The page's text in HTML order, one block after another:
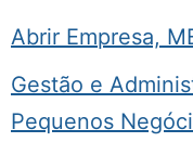
Abrir Empresa,
Gestão e
Pequenos